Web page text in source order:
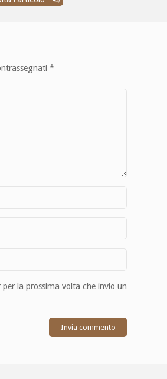
*
la prossima volta che invio un